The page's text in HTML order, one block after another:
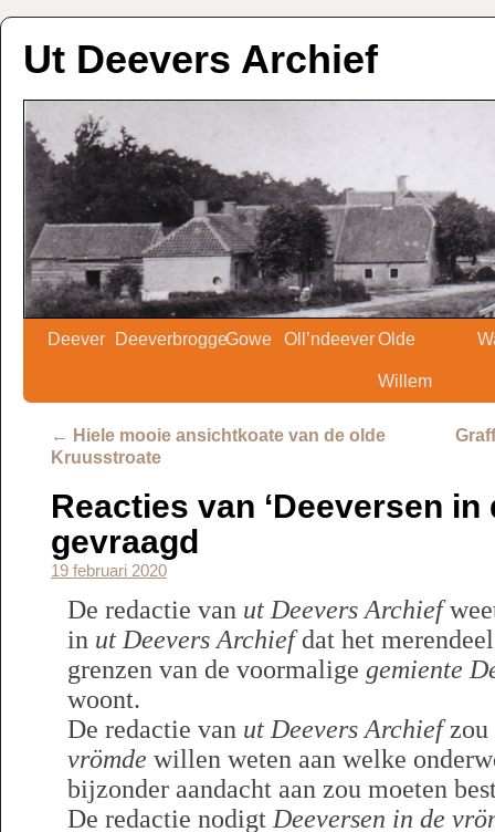
Ut Deevers Archief
Deever DeeverbroggeGowe Oll’ndeeverOlde
Willem
← Hiele mooie ansichtkoate van de olde
Kruusstroate
Reacties van ‘Deeversen in
gevraagd
19 februari 2020
De redactie van ut Deevers Archief
in ut Deevers Archiefdat het
grenzen van de voormalige gemiente
woont.
De redactie van ut Deevers Archief
vrömde willen weten aan welke
bijzonder aandacht aan zou moeten
De redactie nodigt Deeversen in de